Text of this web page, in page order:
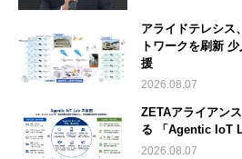
アライドテレシス
トワークを刷新
援
2026.08.07
ZETAアライアン
る 「Agentic IoT
2026.08.07